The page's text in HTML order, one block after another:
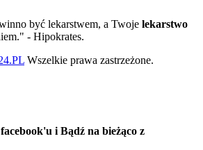
być lekarstwem, a Twoje lekarstwo
- Hipokrates.
Wszelkie prawa zastrzeżone.
i Bądź na bieżąco z